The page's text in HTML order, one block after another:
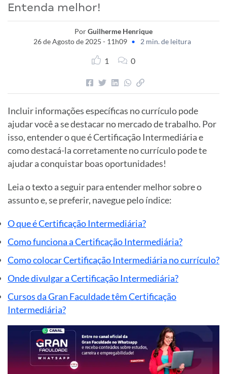
Entenda melhor!
PorGuilherme Henrique
26 de Agosto de 2025 - 11h09 • 2 min. de leitura
1 0
Incluir informações específicas no currículo pode
ajudar você a se destacar no mercado de trabalho. Por
isso, entender o que é Certificação Intermediária e
como destacá-la corretamente no currículo pode te
ajudar a conquistar boas oportunidades!
Leia o texto a seguir para entender melhor sobre o
assunto e, se preferir, navegue pelo índice:
O que é Certificação Intermediária?
Como funciona a Certificação Intermediária?
Como colocar Certificação Intermediária no currículo?
Onde divulgar a Certificação Intermediária?
Cursos da Gran Faculdade têm Certificação
Intermediária?